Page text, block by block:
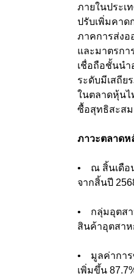
ภายในประเ
ปรับเพิ่มคาด
ภาคการส่งอ
และมาตรกา
เชื่อถือชั้นนำ
ระดับมีเสถีย
ในตลาดหุ้นไ
ซื้อสุทธิสะสม
ภาวะตลาดห
• ณ สิ้นเดือน
จากสิ้นปี
• กลุ่มอุตสา
สินค้าอุตสา
• มูลค่าการ
เพิ่มขึ้น